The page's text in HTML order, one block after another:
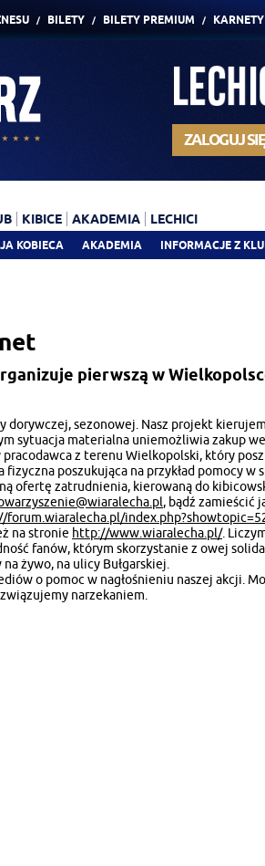
BILETY BILETY PREMIUM KARNETY
ZALOGUJ SIĘ
KOBIECA AKADEMIA INFORMACJE Z
KIBICE AKADEMIA LECHICI
pierwszą w
dorywczej, sezonowej. Nasz projekt
sytuacja materialna uniemożliwia zakup
z terenu Wielkopolski, który
poszukująca na przykład pomocy w
ofertę zatrudnienia, kierowaną do
, bądź zamieścić
forum.wiaralecha.pl/
na stronie http://www.wiaralecha.pl/.
fanów, którym skorzystanie z owej
żywo, na ulicy Bułgarskiej.
o pomoc w nagłośnieniu naszej akcji.
narzekaniem.